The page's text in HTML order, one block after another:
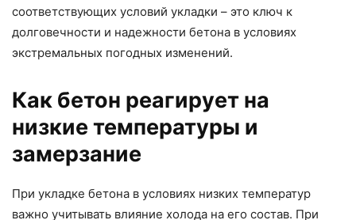
соответствующих условий укладки – это ключ к
долговечности и надежности бетона в условиях
экстремальных погодных изменений.
Как бетон реагирует на
низкие температуры и
замерзание
При укладке бетона в условиях низких температур
важно учитывать влияние холода на его состав. При